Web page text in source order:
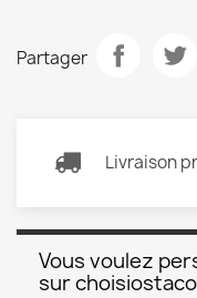
Partager
Livraison
Vous voulez
sur